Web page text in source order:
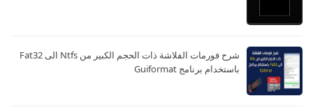
شرح فورمات الفلاشة ذات الحجم الكبير من Ntfs الى Fat32
باستخدام برنامج Guiformat